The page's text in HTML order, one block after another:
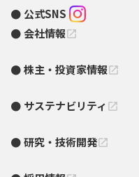
公式SNS
会社情報open_in_new
株主・投資家情報open_in_new
サステナビリティ open_in_new
研究・技術開発open_in_new